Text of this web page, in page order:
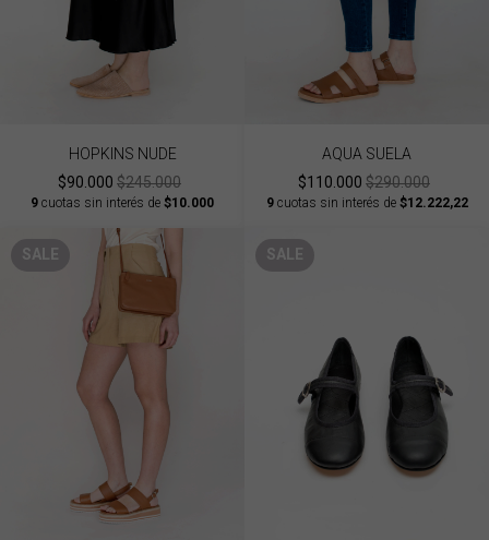
HOPKINS NUDE
$90.000 $245.000
9 cuotas sin interés de $10.000
AQUA SUELA
$110.000 $290.000
9cuotas sin interés de $12.222,22
SALE SALE